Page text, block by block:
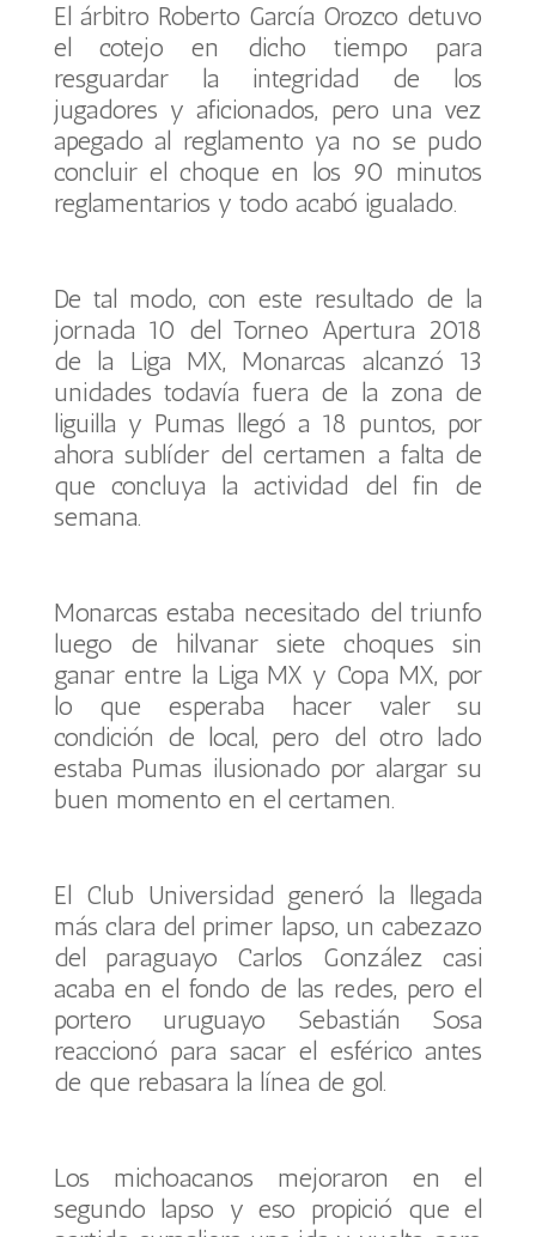
El árbitro Roberto García Orozco detuvo
el cotejo en dicho tiempo para
resguardar la integridad de los
jugadores y aficionados, pero una vez
apegado al reglamento ya no se pudo
concluir el choque en los 90 minutos
reglamentarios y todo acabó igualado.
De tal modo, con este resultado de la
jornada 10 del Torneo Apertura 2018
de la Liga MX, Monarcas alcanzó 13
unidades todavía fuera de la zona de
liguilla y Pumas llegó a 18 puntos, por
ahora sublíder del certamen a falta de
que concluya la actividad del fin de
semana.
Monarcas estaba necesitado del triunfo
luego de hilvanar siete choques sin
ganar entre la Liga MX y Copa MX, por
lo que esperaba hacer valer su
condición de local, pero del otro lado
estaba Pumas ilusionado por alargar su
buen momento en el certamen.
El Club Universidad generó la llegada
más clara del primer lapso, un cabezazo
del paraguayo Carlos González casi
acaba en el fondo de las redes, pero el
portero uruguayo Sebastián Sosa
reaccionó para sacar el esférico antes
de que rebasara la línea de gol.
Los michoacanos mejoraron en el
segundo lapso y eso propició que el